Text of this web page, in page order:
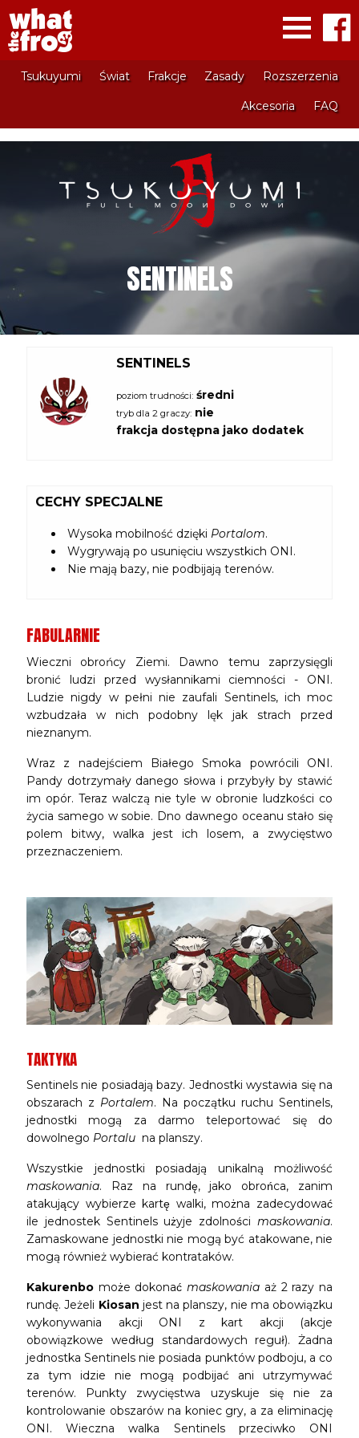
Tsukuyumi Świat Frakcje Zasady Rozszerzenia
Akcesoria FAQ
SENTINELS
SENTINELS
poziom trudności: średni
tryb dla 2 graczy: nie
frakcja dostępna jako dodatek
CECHY SPECJALNE
Wysoka mobilność dzięki Portalom.
Wygrywają po usunięciu wszystkich ONI.
Nie mają bazy, nie podbijają terenów.
FABULARNIE
Wieczni obrońcy Ziemi. Dawno temu zaprzysięgli
bronić ludzi przed wysłannikami ciemności - ONI.
Ludzie nigdy w pełni nie zaufali Sentinels, ich moc
wzbudzała w nich podobny lęk jak strach przed
nieznanym.
Wraz z nadejściem Białego Smoka powrócili ONI.
Pandy dotrzymały danego słowa i przybyły by stawić
im opór. Teraz walczą nie tyle w obronie ludzkości co
życia samego w sobie. Dno dawnego oceanu stało się
polem bitwy, walka jest ich losem, a zwycięstwo
przeznaczeniem.
TAKTYKA
Sentinels nie posiadają bazy. Jednostki wystawia się na
obszarach z Portalem. Na początku ruchu Sentinels,
jednostki mogą za darmo teleportować się do
dowolnego Portalu na planszy.
Wszystkie jednostki posiadają unikalną możliwość
maskowania. Raz na rundę, jako obrońca, zanim
atakujący wybierze kartę walki, można zadecydować
ile jednostek Sentinels użyje zdolności maskowania.
Zamaskowane jednostki nie mogą być atakowane, nie
mogą również wybierać kontrataków.
Kakurenbo może dokonaćmaskowania aż 2 razy na
rundę. Jeżeli Kiosan jest na planszy, nie ma obowiązku
wykonywania akcji ONI z kart akcji (akcje
obowiązkowe według standardowych reguł). Żadna
jednostka Sentinels nie posiada punktów podboju, a co
za tym idzie nie mogą podbijać ani utrzymywać
terenów. Punkty zwycięstwa uzyskuje się nie za
kontrolowanie obszarów na koniec gry, a za eliminację
ONI. Wieczna walka Sentinels przeciwko ONI